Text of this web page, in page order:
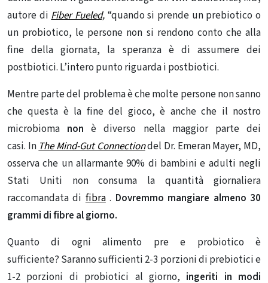
autore diFiber Fueled, “quando si prende un prebiotico o
un probiotico, le persone non si rendono conto che alla
fine della giornata, la speranza è di assumere dei
postbiotici. L’intero punto riguarda i postbiotici.
Mentre parte del problema è che molte persone non sanno
che questa è la fine del gioco, è anche che il nostro
microbioma non è diverso nella maggior parte dei
casi. InThe Mind-Gut Connectiondel Dr. Emeran Mayer, MD,
osserva che un allarmante 90% di bambini e adulti negli
Stati Uniti non consuma la quantità giornaliera
raccomandata difibra. Dovremmo mangiare almeno 30
grammi di fibre al giorno.
Quanto di ogni alimento pre e probiotico è
sufficiente? Saranno sufficienti 2-3 porzioni di prebiotici e
1-2 porzioni di probiotici al giorno, ingeriti in modi